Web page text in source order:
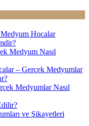
Hocalar
Medyum Nasıl
– Gerçek Medyumlar
Medyumlar Nasıl
ve Şikayetleri